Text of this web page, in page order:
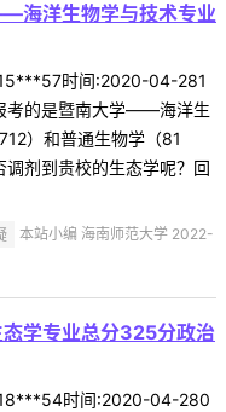
海洋生物学与技术专业
时间:2020-04-281
考的是暨南大学——海洋生
）和普通生物学（81
剂到贵校的生态学呢？回
本站小编 海南师范大学 2022-
学专业总分325分政治
时间:2020-04-280